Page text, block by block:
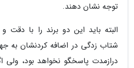
توجه نشان دهند.
البته باید این دو برند را با
شتاب زدگی در اضافه کردنشان به
درازمدت پاسخگو نخواهد بود، ولی